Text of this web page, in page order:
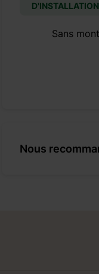
Sans
Nous